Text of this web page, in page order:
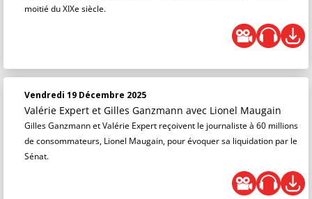
moitié du XIXe siècle.
Vendredi 19 Décembre 2025
Valérie Expert et Gilles Ganzmann avec Lionel Maugain
Gilles Ganzmann et Valérie Expert reçoivent le journaliste à 60 millions
de consommateurs, Lionel Maugain, pour évoquer sa liquidation par le
Sénat.